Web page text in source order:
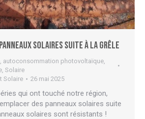
solaires suite à la grêle
, autoconsommation photovoltaïque,
, Solaire
Solaire 26 mai 2025
qui ont touché notre région,
des panneaux solaires suite
solaires sont résistants !